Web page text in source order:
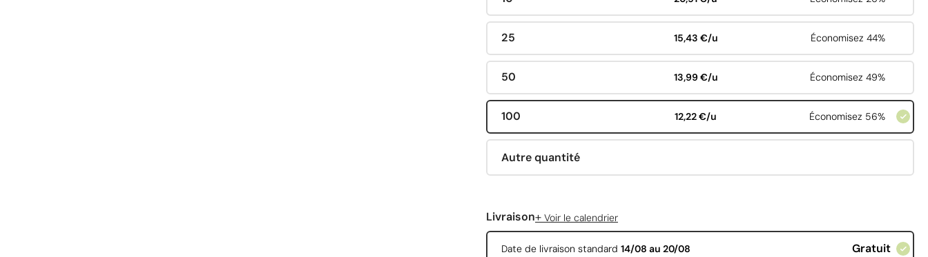
25 15,43 €/u Économisez 44%
50 13,99 €/u Économisez 49%
100 12,22 €/u Économisez 56%
Autre quantité
Livraison+ Voir le calendrier
Date de livraison standard 14/08 au 20/08 Gratuit